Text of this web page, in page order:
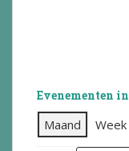
Evenementen
Maand Week